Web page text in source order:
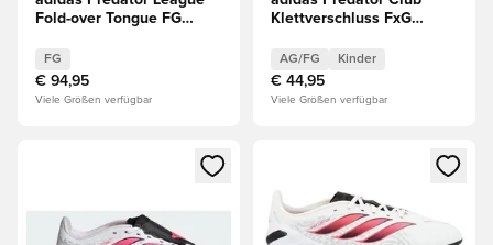
Fold-over Tongue FG
FG
€ 94,95
Viele Größen verfügbar
Klettverschluss FxG
AG/FG Kinder
€ 44,95
Viele Größen verfügbar
Öffnet ein Fenster zum Anmelden oder Registrieren als
Öffnet ein Fenster zum